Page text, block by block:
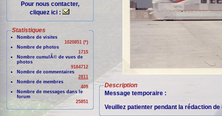
Pour nous contacter,
cliquez ici :
Statistiques
Nombre de visites
1020851 (*)
Nombre de photos
1715
Nombre cumulÃ© de vues de
photos
9184712
Nombre de commentaires
2811
Nombre de membres
409
Nombre de messages dans le
forum
25851
Description
Message temporaire :
Veuillez patienter pendant la rédaction